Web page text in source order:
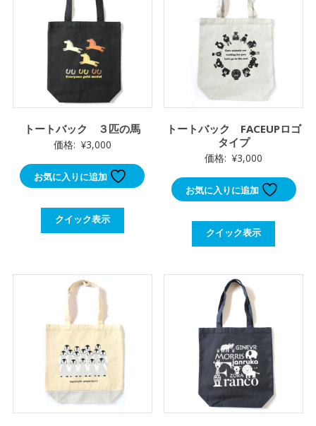
トートバック ３匹の馬
価格: ¥3,000
お気に入りに追加
クイック表示
トートバック FACEUPロゴ
タイプ
価格: ¥3,000
お気に入りに追加
クイック表示